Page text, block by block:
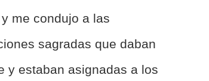
me condujo a las
sagradas que daban
y estaban asignadas a los